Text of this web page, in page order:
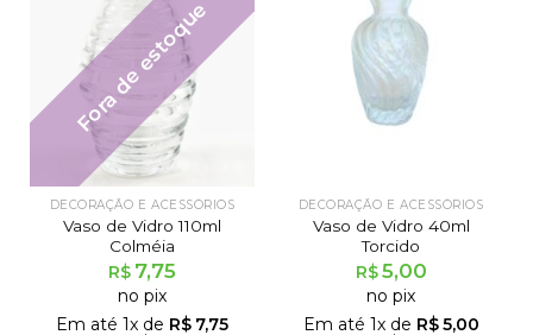
Fora de estoque
DECORAÇÃO E ACESSÓRIOS
Vaso de Vidro 110ml
Colméia
R$ 7,75
no pix
Em até 1x de R$ 7,75
DECORAÇÃO E ACESSÓRIOS
Vaso de Vidro 40ml
Torcido
R$5,00
no pix
Em até 1x de R$5,00